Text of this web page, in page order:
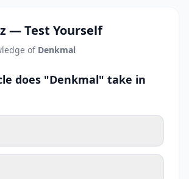
— Test Yourself
of Denkmal
does "Denkmal" take in